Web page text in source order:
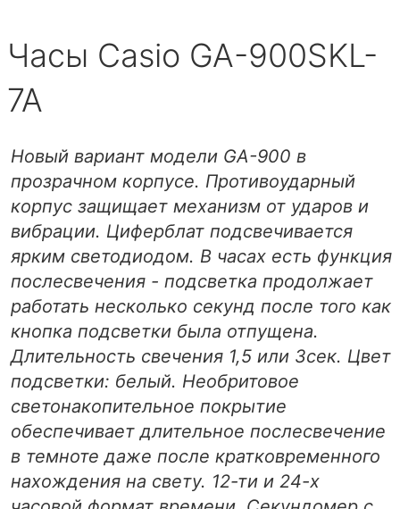
Часы Casio GA-900SKL-
7A
Новый вариант модели GA-900 в
прозрачном корпусе. Противоударный
корпус защищает механизм от ударов и
вибрации. Циферблат подсвечивается
ярким светодиодом. В часах есть функция
послесвечения - подсветка продолжает
работать несколько секунд после того как
кнопка подсветки была отпущена.
Длительность свечения 1,5 или 3сек. Цвет
подсветки: белый. Необритовое
светонакопительное покрытие
обеспечивает длительное послесвечение
в темноте даже после кратковременного
нахождения на свету. 12-ти и 24-х